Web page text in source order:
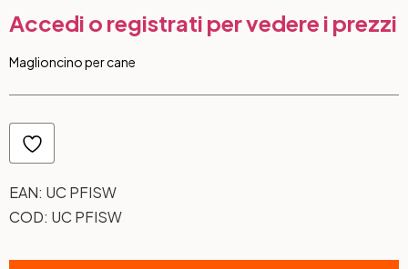
Accedi o registrati per vedere i prezzi
Maglioncino per cane
EAN: UC PFISW
COD: UC PFISW